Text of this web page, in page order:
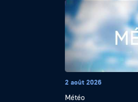
2 août 2026
Météo